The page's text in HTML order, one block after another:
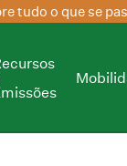
tudo o que se